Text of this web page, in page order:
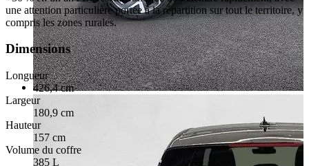
une attention particulière portée à la répartition sur tout le territoire, y
compris les zones rurales.
Dimensions
Longueur
426,4 cm
Largeur
180,9 cm
Hauteur
157 cm
Volume du coffre
385 L